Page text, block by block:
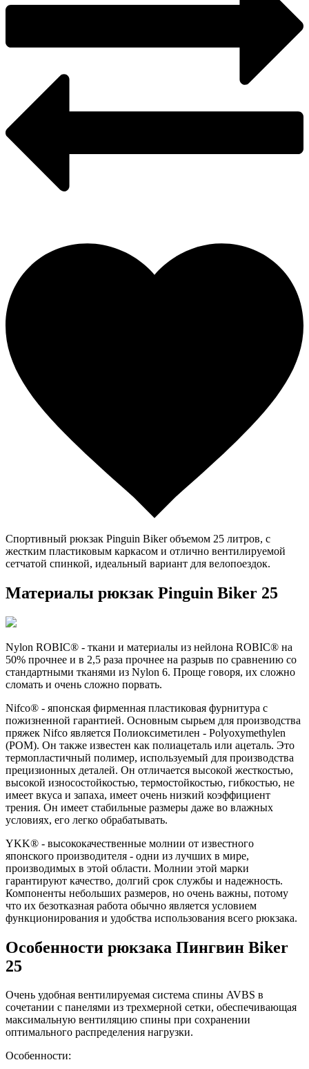
Спортивный рюкзак Pinguin Biker объемом 25 литров, с
жестким пластиковым каркасом и отлично вентилируемой
сетчатой спинкой, идеальный вариант для велопоездок.
Материалы рюкзак Pinguin Biker 25
Nylon ROBIC® - ткани и материалы из нейлона ROBIC® на
50% прочнее и в 2,5 раза прочнее на разрыв по сравнению со
стандартными тканями из Nylon 6. Проще говоря, их сложно
сломать и очень сложно порвать.
Nifco® - японская фирменная пластиковая фурнитура с
пожизненной гарантией. Основным сырьем для производства
пряжек Nifco является Полиоксиметилен - Polyoxymethylen
(POM). Он также известен как полиацеталь или ацеталь. Это
термопластичный полимер, используемый для производства
прецизионных деталей. Он отличается высокой жесткостью,
высокой износостойкостью, термостойкостью, гибкостью, не
имеет вкуса и запаха, имеет очень низкий коэффициент
трения. Он имеет стабильные размеры даже во влажных
условиях, его легко обрабатывать.
YKK® - высококачественные молнии от известного
японского производителя - одни из лучших в мире,
производимых в этой области. Молнии этой марки
гарантируют качество, долгий срок службы и надежность.
Компоненты небольших размеров, но очень важны, потому
что их безотказная работа обычно является условием
функционирования и удобства использования всего рюкзака.
Особенности рюкзака Пингвин Biker
25
Очень удобная вентилируемая система спины AVBS в
сочетании с панелями из трехмерной сетки, обеспечивающая
максимальную вентиляцию спины при сохранении
оптимального распределения нагрузки.
Особенности: